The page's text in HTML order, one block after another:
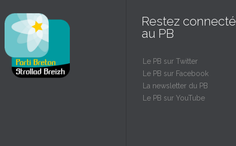
Restez connecté
au PB
Le PB sur Twitter
Le PB sur Facebook
La newsletter du PB
Le PB sur YouTube